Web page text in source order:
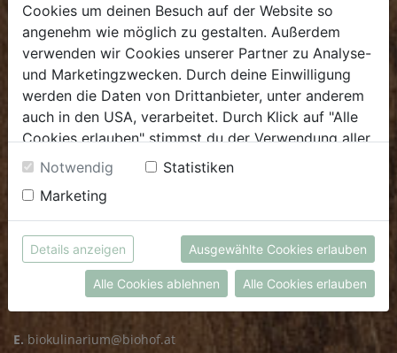
Bürozeiten
Mo - Fr: 8.00 - 16.00 Uhr
E.biofrischmarkt@biohof.at
+43 7272 4859 70
KULINARIUM
Öffnungszeiten
Mo - Fr: 8.00 - 14.30 Uhr
E. biokulinarium@biohof.at
Cookies um deinen Besuch auf der Website so
angenehm wie möglich zu gestalten. Außerdem
verwenden wir Cookies unserer Partner zu Analyse-
und Marketingzwecken. Durch deine Einwilligung
werden die Daten von Drittanbieter, unter anderem
auch in den USA, verarbeitet. Durch Klick auf "Alle
Cookies erlauben" stimmst du der Verwendung aller
Cookies zu. Unter "Details anzeigen" findest du alle
Infos zu den unterschiedlichen Cookies, du kannst
auch entscheiden, welche Cookies du erlauben
möchtest.
Weitere Informationen findest du in unserer
Datenschutzerklärung
bzw. imImpressum
Notwendig
Statistiken
Marketing
Details anzeigen Ausgewählte Cookies erlauben
Alle Cookies ablehnen Alle Cookies erlauben